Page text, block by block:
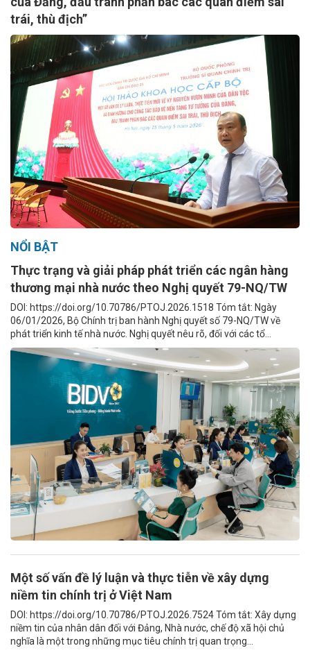
trái, thù địch”
NỔI BẬT
Thực trạng và giải pháp phát triển các ngân hàng
thương mại nhà nước theo Nghị quyết 79-NQ/TW
DOI: https://doi.org/10.70786/PTOJ.2026.1518 Tóm tắt: Ngày
06/01/2026, Bộ Chính trị ban hành Nghị quyết số 79-NQ/TW về
phát triển kinh tế nhà nước. Nghị quyết nêu rõ, đối với các tổ...
Một số vấn đề lý luận và thực tiễn về xây dựng
niềm tin chính trị ở Việt Nam
DOI: https://doi.org/10.70786/PTOJ.2026.7524 Tóm tắt: Xây dựng
niềm tin của nhân dân đối với Đảng, Nhà nước, chế độ xã hội chủ
nghĩa là một trong những mục tiêu chính trị quan trọng...